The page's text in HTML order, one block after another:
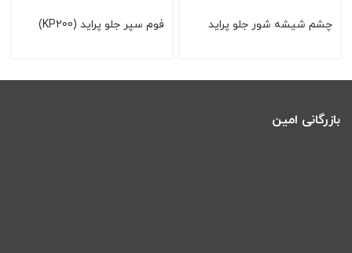
چشم شیشه شور جلو پراید فوم سپر جلو پراید (KP200)
بازرگانی امین